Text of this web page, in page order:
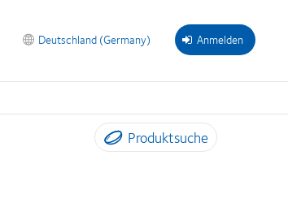
Anmelden
Deutschland (Germany)
Produktsuche